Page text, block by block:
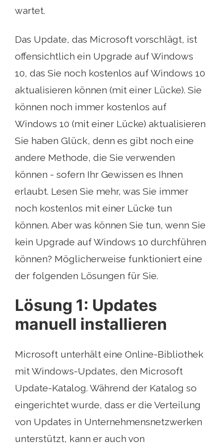
wartet.
Das Update, das Microsoft vorschlägt, ist
offensichtlich ein Upgrade auf Windows
10, das Sie noch kostenlos auf Windows 10
aktualisieren können (mit einer Lücke). Sie
können noch immer kostenlos auf
Windows 10 (mit einer Lücke) aktualisieren
Sie haben Glück, denn es gibt noch eine
andere Methode, die Sie verwenden
können - sofern Ihr Gewissen es Ihnen
erlaubt. Lesen Sie mehr, was Sie immer
noch kostenlos mit einer Lücke tun
können. Aber was können Sie tun, wenn Sie
kein Upgrade auf Windows 10 durchführen
können? Möglicherweise funktioniert eine
der folgenden Lösungen für Sie.
Lösung 1: Updates
manuell installieren
Microsoft unterhält eine Online-Bibliothek
mit Windows-Updates, den Microsoft
Update-Katalog. Während der Katalog so
eingerichtet wurde, dass er die Verteilung
von Updates in Unternehmensnetzwerken
unterstützt, kann er auch von